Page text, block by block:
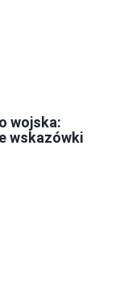
wojska:
wskazówki